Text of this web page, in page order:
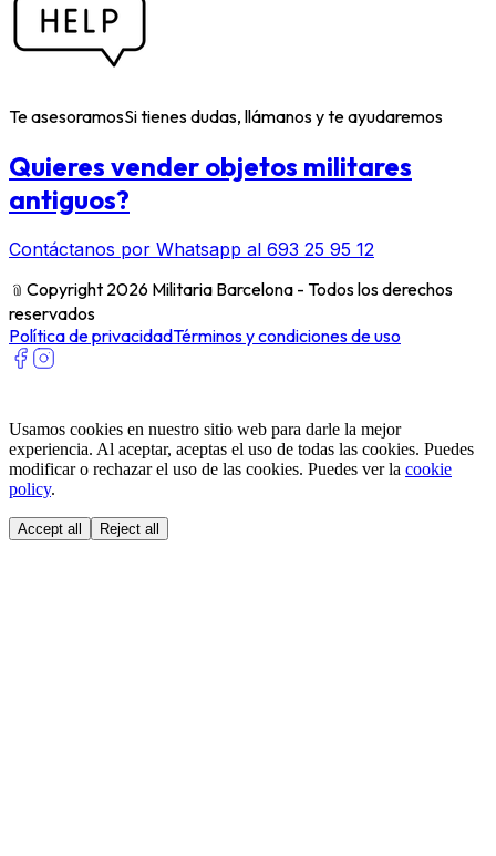
Te asesoramosSi tienes dudas, llámanos y te ayudaremos
Quieres vender objetos militares
antiguos?
Contáctanos por Whatsapp al 693 25 95 12
﹫ Copyright 2026 Militaria Barcelona - Todos los derechos
reservados
Política de privacidadTérminos y condiciones de uso
Usamos cookies en nuestro sitio web para darle la mejor
experiencia. Al aceptar, aceptas el uso de todas las cookies. Puedes
modificar o rechazar el uso de las cookies. Puedes ver la cookie
policy.
Accept all Reject all